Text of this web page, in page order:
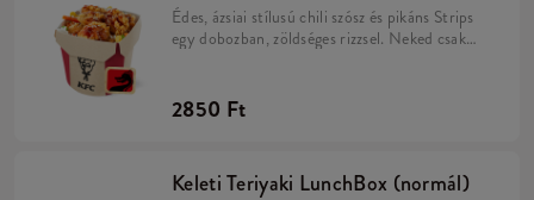
Édes, ázsiai stílusú chili szósz és pikáns Strips
egy dobozban, zöldséges rizzsel. Neked csak
2850 Ft
Keleti Teriyaki LunchBox (normál)